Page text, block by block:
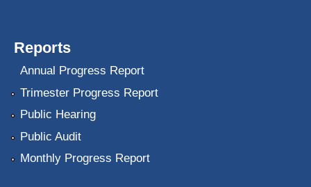
Reports
Annual Progress Report
Trimester Progress Report
Public Hearing
Public Audit
Monthly Progress Report